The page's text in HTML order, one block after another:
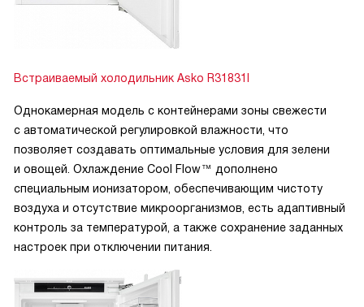
Встраиваемый холодильник Asko R31831I
Однокамерная модель с контейнерами зоны свежести
с автоматической регулировкой влажности, что
позволяет создавать оптимальные условия для зелени
и овощей. Охлаждение Cool Flow™ дополнено
специальным ионизатором, обеспечивающим чистоту
воздуха и отсутствие микроорганизмов, есть адаптивный
контроль за температурой, а также сохранение заданных
настроек при отключении питания.